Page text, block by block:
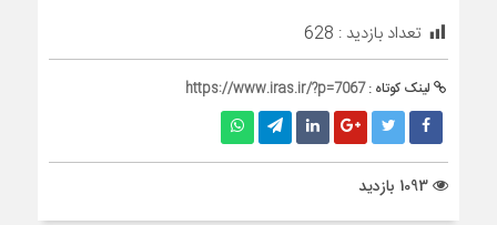
تعداد بازدید : 628
لینک کوتاه :https://www.iras.ir/?p=7067